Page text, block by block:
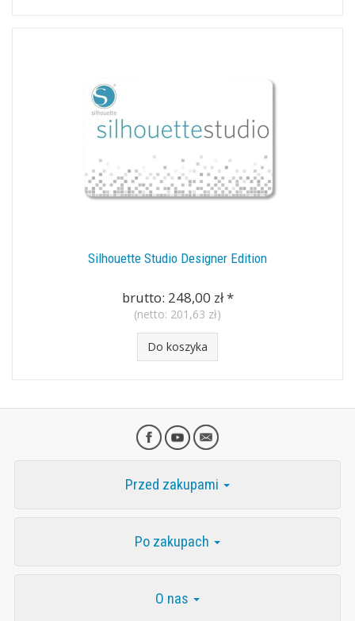
Silhouette Studio Designer Edition
brutto: 248,00 zł*
(netto: 201,63 zł)
Do koszyka
Przed zakupami
Po zakupach
O nas